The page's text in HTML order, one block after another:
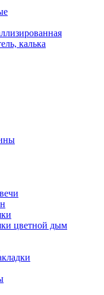
калька
цветной дым